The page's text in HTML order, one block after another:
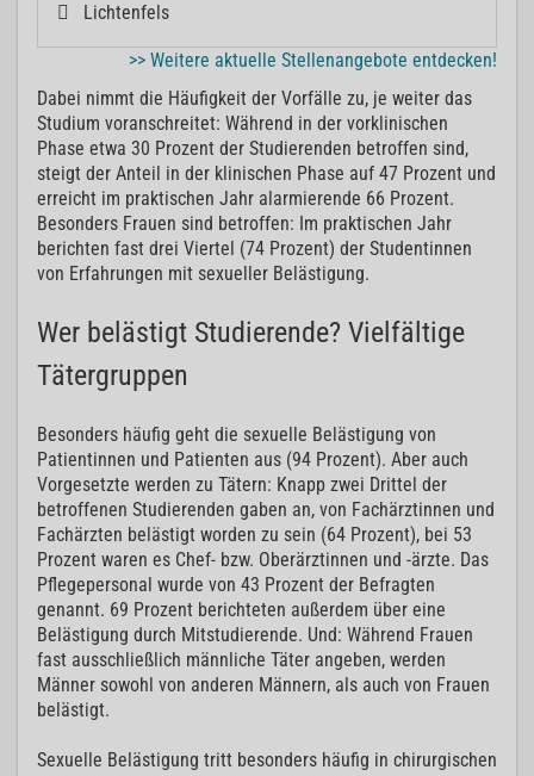
Lichtenfels
>> Weitere aktuelle Stellenangebote entdecken!
Dabei nimmt die Häufigkeit der Vorfälle zu, je weiter das
Studium voranschreitet: Während in der vorklinischen
Phase etwa 30 Prozent der Studierenden betroffen sind,
steigt der Anteil in der klinischen Phase auf 47 Prozent und
erreicht im praktischen Jahr alarmierende 66 Prozent.
Besonders Frauen sind betroffen: Im praktischen Jahr
berichten fast drei Viertel (74 Prozent) der Studentinnen
von Erfahrungen mit sexueller Belästigung.
Wer belästigt Studierende? Vielfältige
Tätergruppen
Besonders häufig geht die sexuelle Belästigung von
Patientinnen und Patienten aus (94 Prozent). Aber auch
Vorgesetzte werden zu Tätern: Knapp zwei Drittel der
betroffenen Studierenden gaben an, von Fachärztinnen und
Fachärzten belästigt worden zu sein (64 Prozent), bei 53
Prozent waren es Chef- bzw. Oberärztinnen und -ärzte. Das
Pflegepersonal wurde von 43 Prozent der Befragten
genannt. 69 Prozent berichteten außerdem über eine
Belästigung durch Mitstudierende. Und: Während Frauen
fast ausschließlich männliche Täter angeben, werden
Männer sowohl von anderen Männern, als auch von Frauen
belästigt.
Sexuelle Belästigung tritt besonders häufig in chirurgischen